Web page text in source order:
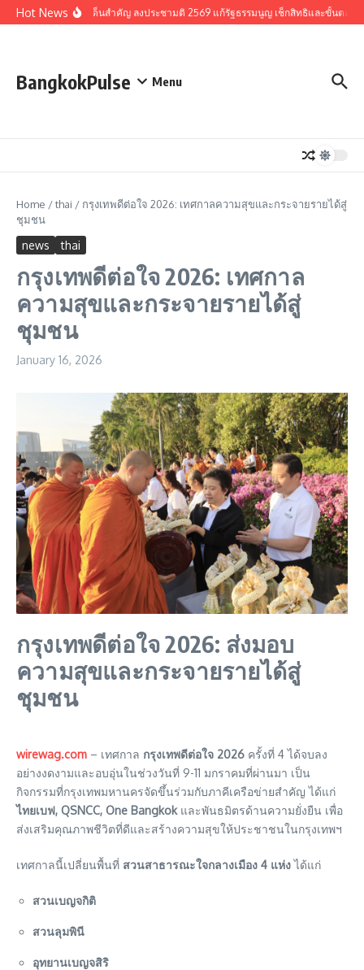
Skip to content
Hot Newsรวมประเด็นสำคัญ ลงประชามติ 2569 แก้รัฐธรรมนูญ เช็กสิทธิและขั้นตอน
BangkokPulse Menu
Home /thai / กรุงเทพดีต่อใจ 2026: เทศกาลความสุขและกระจายรายได้สู่
ชุมชน
news thai
กรุงเทพดีต่อใจ 2026: เทศกาล
ความสุขและกระจายรายได้สู่
ชุมชน
January 16, 2026
กรุงเทพดีต่อใจ 2026: ส่งมอบ
ความสุขและกระจายรายได้สู่
ชุมชน
wirewag.com – เทศกาล กรุงเทพดีต่อใจ 2026 ครั้งที่ 4 ได้จบลง
อย่างงดงามและอบอุ่นในช่วงวันที่ 9-11 มกราคมที่ผ่านมา เป็น
กิจกรรมที่กรุงเทพมหานครจัดขึ้นร่วมกับภาคีเครือข่ายสำคัญ ได้แก่
ไทยเบฟ, QSNCC, One Bangkokและพันธมิตรด้านความยั่งยืน เพื่อ
ส่งเสริมคุณภาพชีวิตที่ดีและสร้างความสุขให้ประชาชนในกรุงเทพฯ
เทศกาลนี้เปลี่ยนพื้นที่ สวนสาธารณะใจกลางเมือง 4 แห่งได้แก่
สวนเบญจกิติ
สวนลุมพินี
อุทยานเบญจสิริ